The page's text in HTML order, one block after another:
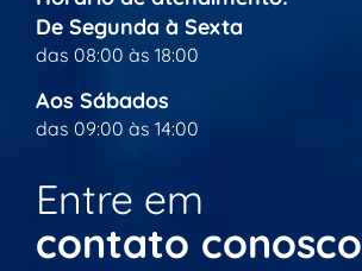
De Segunda à Sexta
das 08:00 às 18:00
Aos Sábados
das 09:00 às 14:00
Entre em
contato conosco